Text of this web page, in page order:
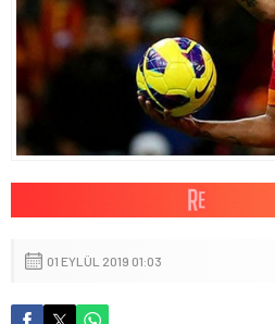
01 EYLÜL 2019 01:03